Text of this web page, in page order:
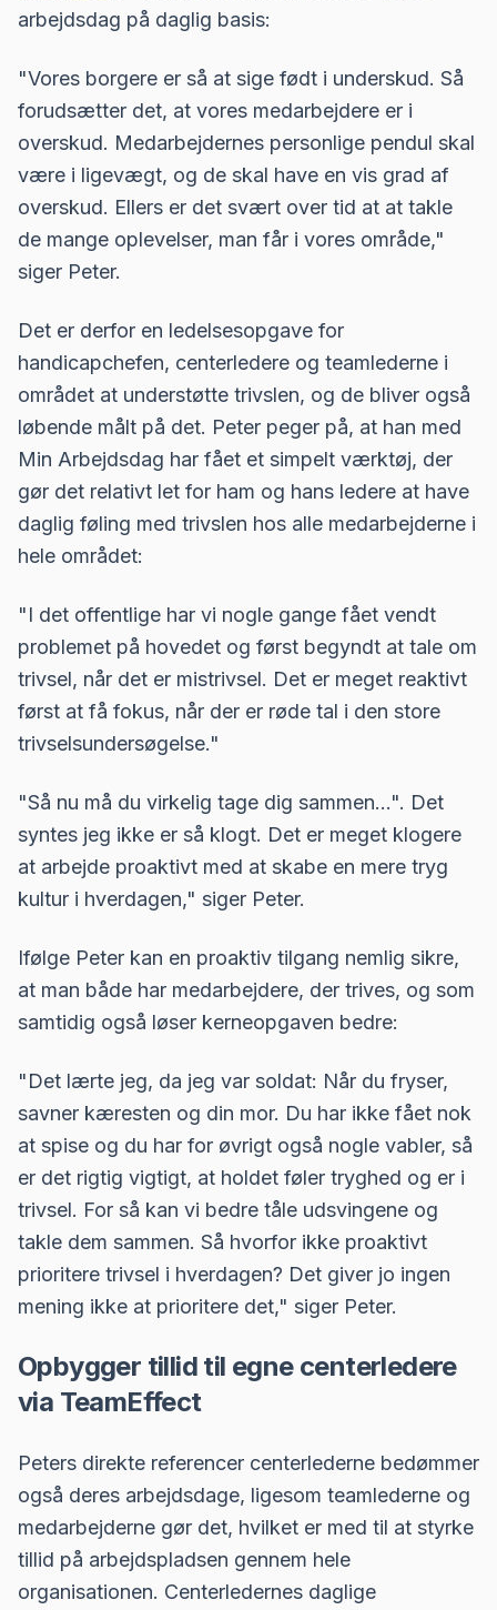
arbejdsdag på daglig basis:
"Vores borgere er så at sige født i underskud. Så
forudsætter det, at vores medarbejdere er i
overskud. Medarbejdernes personlige pendul skal
være i ligevægt, og de skal have en vis grad af
overskud. Ellers er det svært over tid at at takle
de mange oplevelser, man får i vores område,"
siger Peter.
Det er derfor en ledelsesopgave for
handicapchefen, centerledere og teamlederne i
området at understøtte trivslen, og de bliver også
løbende målt på det. Peter peger på, at han med
Min Arbejdsdag har fået et simpelt værktøj, der
gør det relativt let for ham og hans ledere at have
daglig føling med trivslen hos alle medarbejderne i
hele området:
"I det offentlige har vi nogle gange fået vendt
problemet på hovedet og først begyndt at tale om
trivsel, når det er mistrivsel. Det er meget reaktivt
først at få fokus, når der er røde tal i den store
trivselsundersøgelse."
"Så nu må du virkelig tage dig sammen…". Det
syntes jeg ikke er så klogt. Det er meget klogere
at arbejde proaktivt med at skabe en mere tryg
kultur i hverdagen," siger Peter.
Ifølge Peter kan en proaktiv tilgang nemlig sikre,
at man både har medarbejdere, der trives, og som
samtidig også løser kerneopgaven bedre:
"Det lærte jeg, da jeg var soldat: Når du fryser,
savner kæresten og din mor. Du har ikke fået nok
at spise og du har for øvrigt også nogle vabler, så
er det rigtig vigtigt, at holdet føler tryghed og er i
trivsel. For så kan vi bedre tåle udsvingene og
takle dem sammen. Så hvorfor ikke proaktivt
prioritere trivsel i hverdagen? Det giver jo ingen
mening ikke at prioritere det," siger Peter.
Opbygger tillid til egne centerledere
via TeamEffect
Peters direkte referencer centerlederne bedømmer
også deres arbejdsdage, ligesom teamlederne og
medarbejderne gør det, hvilket er med til at styrke
tillid på arbejdspladsen gennem hele
organisationen. Centerledernes daglige